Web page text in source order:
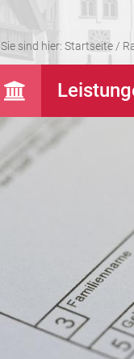
Sie sind hier: Startseite/